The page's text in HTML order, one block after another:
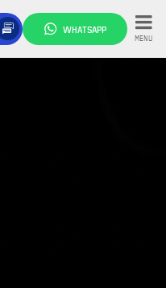
WHATSAPP
MENU